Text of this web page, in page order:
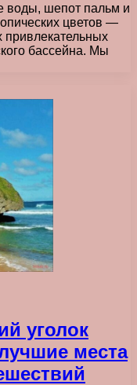
воды, шепот пальм и
цветов —
привлекательных
бассейна. Мы
уголок
места